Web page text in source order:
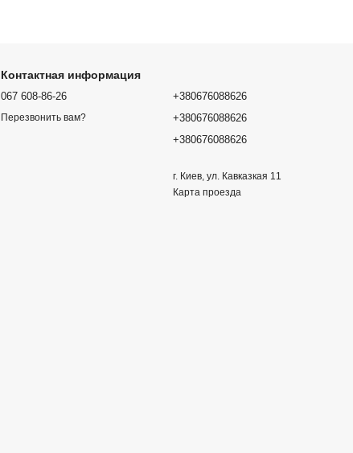
Контактная информация
067 608-86-26
Перезвонить вам?
+380676088626
+380676088626
+380676088626
г. Киев, ул. Кавказкая 11
Карта проезда